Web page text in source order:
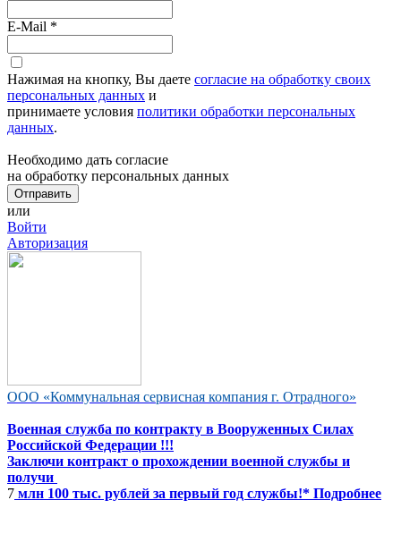
E-Mail *
Нажимая на кнопку, Вы даете согласие на обработку своих
персональных данных и
принимаете условия политики обработки персональных
данных.
Необходимо дать согласие
на обработку персональных данных
или
Войти
Авторизация
ООО «Коммунальная сервисная компания г. Отрадного»
Военная служба по контракту в Вооруженных Силах
Российской Федерации !!!
Заключи контракт о прохождении военной службы и
получи
7 млн 100 тыс. рублей за первый год службы!* Подробнее